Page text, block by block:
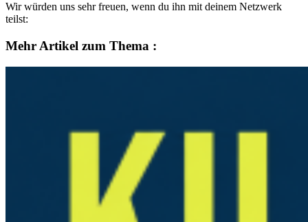
Wir würden uns sehr freuen, wenn du ihn mit deinem Netzwerk
teilst:
Mehr Artikel zum Thema :